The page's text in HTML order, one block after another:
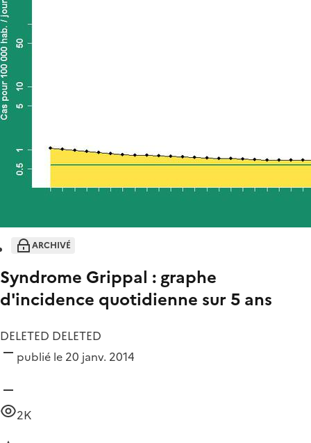
ARCHIVÉ
Syndrome Grippal : graphe
d'incidence quotidienne sur 5 ans
DELETED DELETED
publié le 20 janv. 2014
2K